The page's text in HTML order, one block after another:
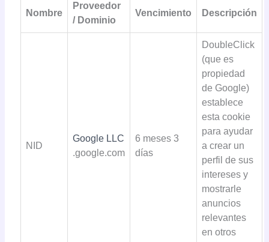
Nombre
Proveedor
/ Dominio
Vencimiento Descripción
NID
Google LLC
.google.com
6 meses 3
días
DoubleClick
(que es
propiedad
de Google)
establece
esta cookie
para ayudar
a crear un
perfil de sus
intereses y
mostrarle
anuncios
relevantes
en otros